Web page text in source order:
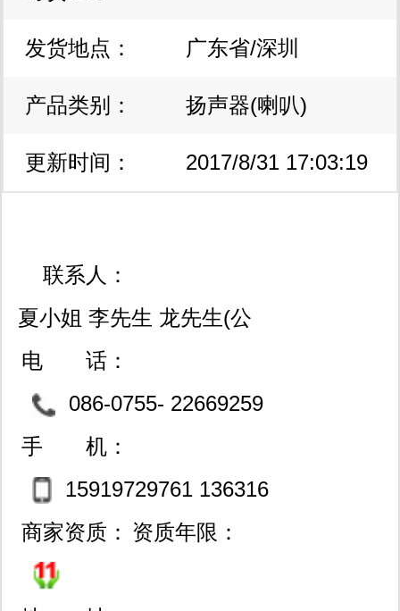
发货地点： 广东省/深圳
产品类别： 扬声器(喇叭)
更新时间： 2017/8/31 17:03:19
联系人：
夏小姐 李先生 龙先生(公
司为一般纳税人,可开17%
增票)
电 话：
086-0755- 22669259
83214703 83201583
手 机：
15919729761 136316
18990 微信同号
商家资质： 资质年限：